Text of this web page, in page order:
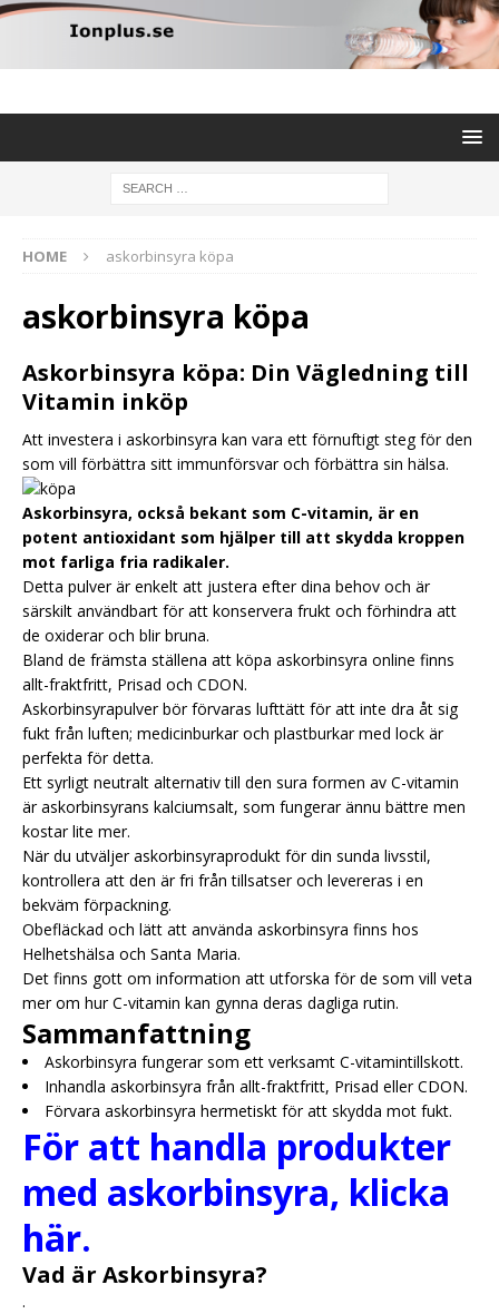
HOME askorbinsyra köpa
askorbinsyra köpa
Askorbinsyra köpa: Din Vägledning till
Vitamin inköp
Att investera i askorbinsyra kan vara ett förnuftigt steg för den
som vill förbättra sitt immunförsvar och förbättra sin hälsa.
Askorbinsyra, också bekant som C-vitamin, är en
potent antioxidant som hjälper till att skydda kroppen
mot farliga fria radikaler.
Detta pulver är enkelt att justera efter dina behov och är
särskilt användbart för att konservera frukt och förhindra att
de oxiderar och blir bruna.
Bland de främsta ställena att köpa askorbinsyra online finns
allt-fraktfritt, Prisad och CDON.
Askorbinsyrapulver bör förvaras lufttätt för att inte dra åt sig
fukt från luften; medicinburkar och plastburkar med lock är
perfekta för detta.
Ett syrligt neutralt alternativ till den sura formen av C-vitamin
är askorbinsyrans kalciumsalt, som fungerar ännu bättre men
kostar lite mer.
När du utväljer askorbinsyraprodukt för din sunda livsstil,
kontrollera att den är fri från tillsatser och levereras i en
bekväm förpackning.
Obefläckad och lätt att använda askorbinsyra finns hos
Helhetshälsa och Santa Maria.
Det finns gott om information att utforska för de som vill veta
mer om hur C-vitamin kan gynna deras dagliga rutin.
Sammanfattning
Askorbinsyra fungerar som ett verksamt C-vitamintillskott.
Inhandla askorbinsyra från allt-fraktfritt, Prisad eller CDON.
Förvara askorbinsyra hermetiskt för att skydda mot fukt.
För att handla produkter
med askorbinsyra, klicka
här.
Vad är Askorbinsyra?
.